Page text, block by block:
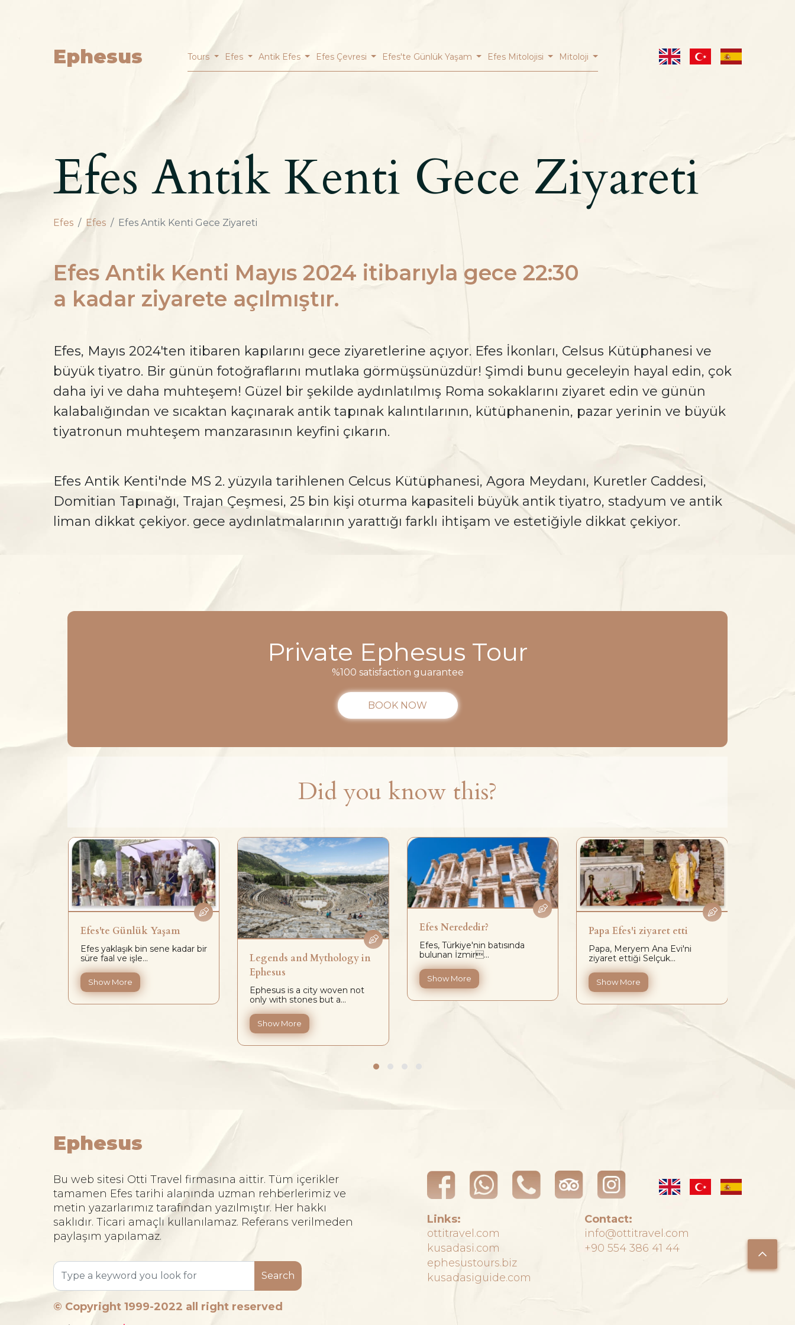
Ephesus Tours Efes Antik Efes Efes Çevresi Efes'te Günlük Yaşam Efes Mitolojisi Mitoloji
Efes Antik Kenti Gece Ziyareti
Efes Efes Efes Antik Kenti Gece Ziyareti
Efes Antik Kenti Mayıs 2024 itibarıyla gece 22:30
a kadar ziyarete açılmıştır.
Efes, Mayıs 2024'ten itibaren kapılarını gece ziyaretlerine açıyor. Efes İkonları, Celsus Kütüphanesi ve
büyük tiyatro. Bir günün fotoğraflarını mutlaka görmüşsünüzdür! Şimdi bunu geceleyin hayal edin, çok
daha iyi ve daha muhteşem! Güzel bir şekilde aydınlatılmış Roma sokaklarını ziyaret edin ve günün
kalabalığından ve sıcaktan kaçınarak antik tapınak kalıntılarının, kütüphanenin, pazar yerinin ve büyük
tiyatronun muhteşem manzarasının keyfini çıkarın.
Efes Antik Kenti'nde MS 2. yüzyıla tarihlenen Celcus Kütüphanesi, Agora Meydanı, Kuretler Caddesi,
Domitian Tapınağı, Trajan Çeşmesi, 25 bin kişi oturma kapasiteli büyük antik tiyatro, stadyum ve antik
liman dikkat çekiyor. gece aydınlatmalarının yarattığı farklı ihtişam ve estetiğiyle dikkat çekiyor.
Private Ephesus Tour
%100 satisfaction guarantee
BOOK NOW
Did you know this?
Efes'te Günlük Yaşam
Efes yaklaşık bin sene kadar bir
süre faal ve işle...
Show More
Legends and Mythology in
Ephesus
Ephesus is a city woven not
only with stones but a...
Show More
Efes Nerededir?
Efes, Türkiye'nin batısında
bulunan İzmir...
Show More
Papa Efes'i ziyaret etti
Papa, Meryem Ana Evi'ni
ziyaret ettiği Selçuk...
Show More
Ephesus
Bu web sitesi Otti Travel firmasına aittir. Tüm içerikler
tamamen Efes tarihi alanında uzman rehberlerimiz ve
metin yazarlarımız tarafından yazılmıştır. Her hakkı
saklıdır. Ticari amaçlı kullanılamaz. Referans verilmeden
paylaşım yapılamaz.
Search
© Copyright 1999-2022 all right reserved
Links:
ottitravel.com
kusadasi.com
ephesustours.biz
kusadasiguide.com
Contact:
info@ottitravel.com
+90 554 386 41 44